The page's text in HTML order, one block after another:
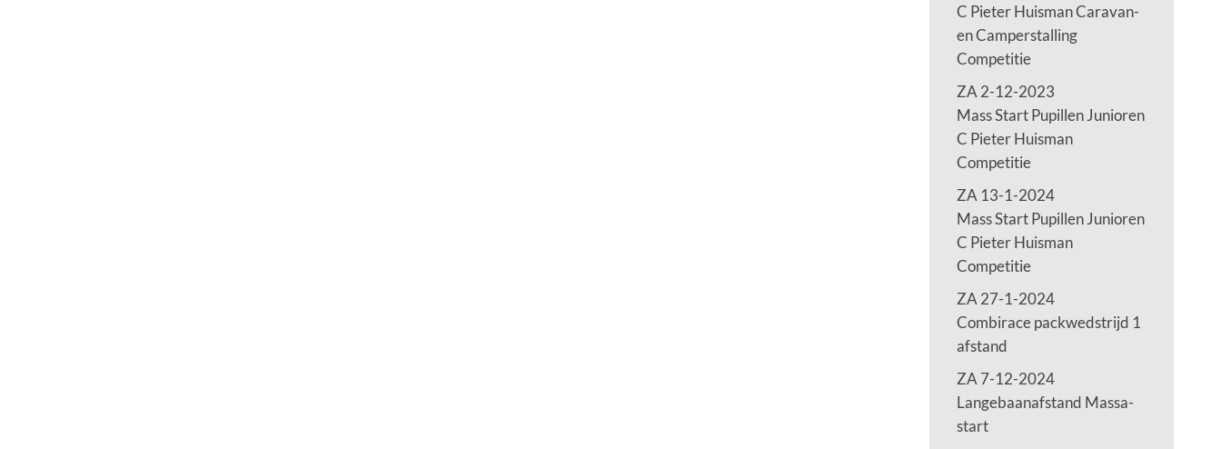
C Pieter Huisman Caravan-
en Camperstalling
Competitie
ZA 2-12-2023
Mass Start Pupillen Junioren
C Pieter Huisman
Competitie
ZA 13-1-2024
Mass Start Pupillen Junioren
C Pieter Huisman
Competitie
ZA 27-1-2024
Combirace packwedstrijd 1
afstand
ZA 7-12-2024
Langebaanafstand Massa-
start